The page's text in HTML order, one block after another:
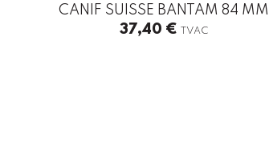
CANIF SUISSE BANTAM 84 MM
37,40 € TVAC